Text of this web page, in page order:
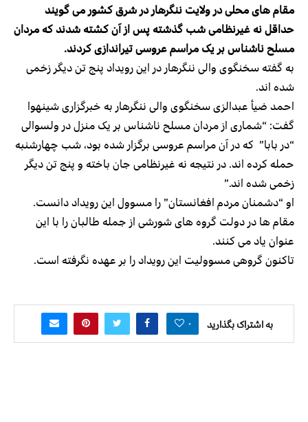
مقام های محلی در ولایت ننگرهار در شرق کشور می گویند
حداقل نه غیرنظامی شب گذشته پس از آن کشته شدند که مردان
مسلح ناشناس بر یک مراسم عروسی تیراندازی کردند.
به گفته سخنگوی والی ننگرهار در این رویداد پنج تن دیگر زخمی
شده اند.
احمد ضیأ عبدالزی سخنگوی والی ننگرهار به خبرگزاری شینهوا
گفت: “شماری از مردان مسلح ناشناس بر یک منزل در ولسوالی
“در‌ بابا” که در آن مراسم عروسی برگزار شده بود، شب چهارشنبه
حمله کرده اند. در نتیجه نه غیرنظامی جان باخته و پنج تن دیگر
زخمی شده اند.”
او “دشمنان مردم افغانستان” را مسوول این رویداد دانست.
مقام ها در دولت گروه های شورشی از جمله طالبان را با این
عنوان یاد می کنند.
تاکنون گروهی مسوولیت این رویداد را بر عهده نگرفته است.
به اشتراک بگذارید ۰